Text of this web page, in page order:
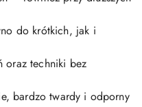
do krótkich, jak i
oraz techniki bez
bardzo twardy i odporny